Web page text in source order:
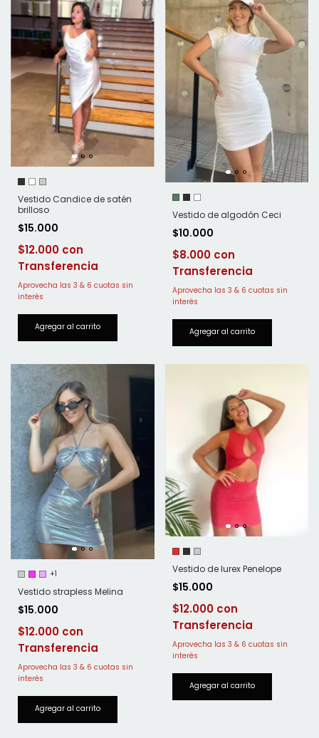
Vestido Candice de satén
brilloso
$15.000
$12.000
Vestido de algodón Ceci
$10.000
$8.000
+1
Vestido strapless Melina
$15.000
$12.000
Vestido de lurex Penelope
$15.000
$12.000